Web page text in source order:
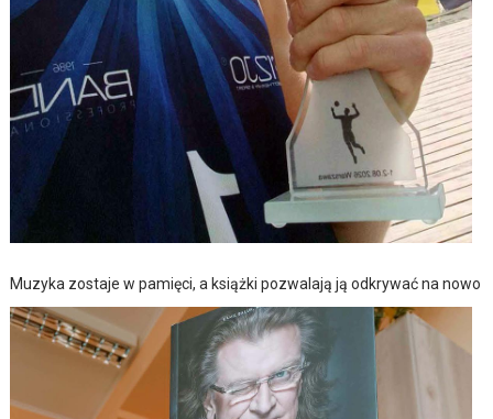
Muzyka zostaje w pamięci, a książki pozwalają ją odkrywać na nowo